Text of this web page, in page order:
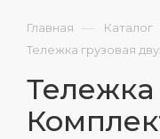
Главная — Каталог
Тележка грузовая
Тележка